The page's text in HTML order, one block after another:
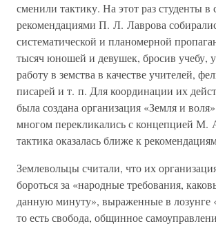
сменили тактику. На этот раз студенты в
рекомендациями П. Л. Лаврова
систематической и планомерной
тысяч юношей и девушек, бросив учебу,
работу в земства в качестве учителей,
писарей и т. п. Для координации их
была создана организация «Земля и
многом перекликались с концепцией М.
тактика оказалась ближе к
Землевольцы считали, что их
бороться за «народные требования,
данную минуту», выраженные в лозунге
то есть свобода, общинное